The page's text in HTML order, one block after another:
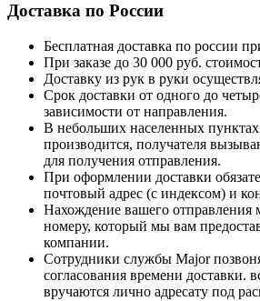
Доставка по России
Бесплатная доставка по россии
При заказе до 30 000 руб.
Доставку из рук в руки
Срок доставки от одного до
зависимости от направления.
В небольших населенных пунктах
производится, получателя
для получения отправления.
При оформлении доставки
почтовый адрес (с индексом) и
Нахождение вашего отправления
номеру, который мы вам
компании.
Сотрудники службы Major
согласования времени доставки.
вручаются лично адресату под